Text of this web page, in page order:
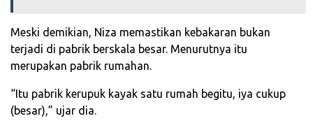
Meski demikian, Niza memastikan kebakaran bukan
terjadi di pabrik berskala besar. Menurutnya itu
merupakan pabrik rumahan.
“Itu pabrik kerupuk kayak satu rumah begitu, iya cukup
(besar),” ujar dia.